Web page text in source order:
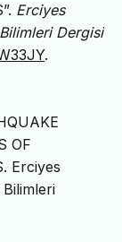
Erciyes
Dergisi
.
OF
Erciyes